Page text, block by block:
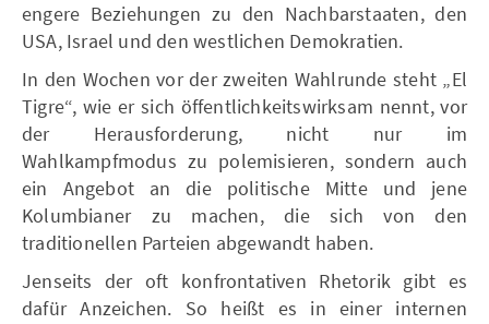
engere Beziehungen zu den Nachbarstaaten, den
USA, Israel und den westlichen Demokratien.
In den Wochen vor der zweiten Wahlrunde steht „El
Tigre“, wie er sich öffentlichkeitswirksam nennt, vor
der Herausforderung, nicht nur im
Wahlkampfmodus zu polemisieren, sondern auch
ein Angebot an die politische Mitte und jene
Kolumbianer zu machen, die sich von den
traditionellen Parteien abgewandt haben.
Jenseits der oft konfrontativen Rhetorik gibt es
dafür Anzeichen. So heißt es in einer internen